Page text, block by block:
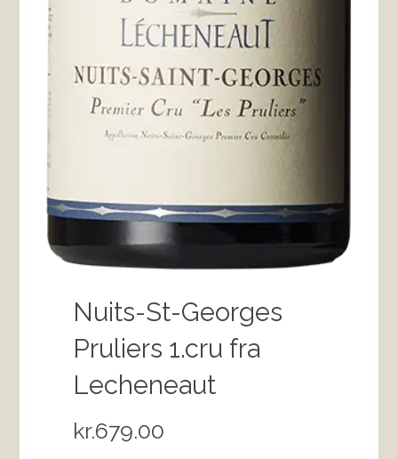
Nuits-St-Georges
Pruliers 1.cru fra
Lecheneaut
kr.679.00